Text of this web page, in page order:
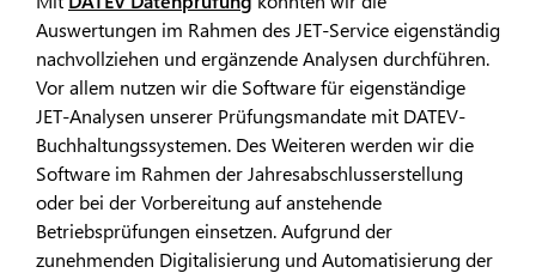
Auswertungen im Rahmen des JET-Service eigenständig
nachvollziehen und ergänzende Analysen durchführen.
Vor allem nutzen wir die Software für eigenständige
JET-Analysen unserer Prüfungsmandate mit DATEV-
Buchhaltungssystemen. Des Weiteren werden wir die
Software im Rahmen der Jahresabschlusserstellung
oder bei der Vorbereitung auf anstehende
Betriebsprüfungen einsetzen. Aufgrund der
zunehmenden Digitalisierung und Automatisierung der